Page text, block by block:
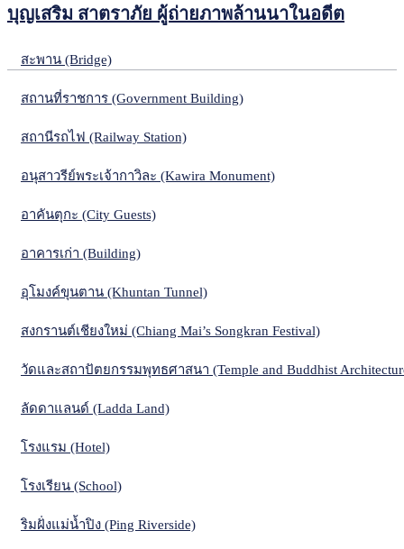
บุญเสริม สาตราภัย ผู้ถ่ายภาพล้านนาในอดีต
สะพาน (Bridge)
สถานที่ราชการ (Government Building)
สถานีรถไฟ (Railway Station)
อนุสาวรีย์พระเจ้ากาวิละ (Kawira Monument)
อาคันตุกะ (City Guests)
อาคารเก่า (Building)
อุโมงค์ขุนตาน (Khuntan Tunnel)
สงกรานต์เชียงใหม่ (Chiang Mai’s Songkran Festival)
วัดและสถาปัตยกรรมพุทธศาสนา (Temple and Buddhist
ลัดดาแลนด์ (Ladda Land)
โรงแรม (Hotel)
โรงเรียน (School)
ริมฝั่งแม่น้ำปิง (Ping Riverside)